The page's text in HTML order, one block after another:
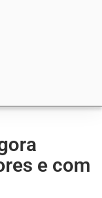
e com